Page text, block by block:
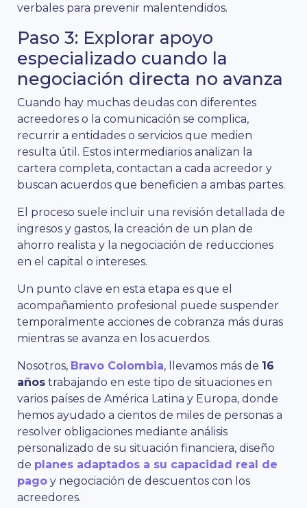
verbales para prevenir malentendidos.
Paso 3: Explorar apoyo
especializado cuando la
negociación directa no avanza
Cuando hay muchas deudas con diferentes
acreedores o la comunicación se complica,
recurrir a entidades o servicios que medien
resulta útil. Estos intermediarios analizan la
cartera completa, contactan a cada acreedor y
buscan acuerdos que beneficien a ambas partes.
El proceso suele incluir una revisión detallada de
ingresos y gastos, la creación de un plan de
ahorro realista y la negociación de reducciones
en el capital o intereses.
Un punto clave en esta etapa es que el
acompañamiento profesional puede suspender
temporalmente acciones de cobranza más duras
mientras se avanza en los acuerdos.
Nosotros, Bravo Colombia, llevamos más de 16
años trabajando en este tipo de situaciones en
varios países de América Latina y Europa, donde
hemos ayudado a cientos de miles de personas a
resolver obligaciones mediante análisis
personalizado de su situación financiera, diseño
de planes adaptados a su capacidad real de
pago y negociación de descuentos con los
acreedores.